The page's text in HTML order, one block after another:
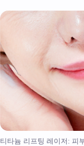
티타늄 리프팅 레이저: 피